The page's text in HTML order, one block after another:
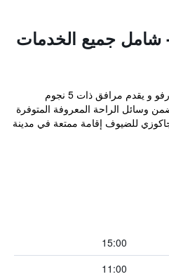
شامل جميع الخدمات
يقع Ikos Dassia ضمن جزيرة كورفو و يقدم مرافق ذات 5 نجوم
وسائل الراحة المعروفة المتوفرة
للضيوف إقامة ممتعة في مدينة
15:00
11:00